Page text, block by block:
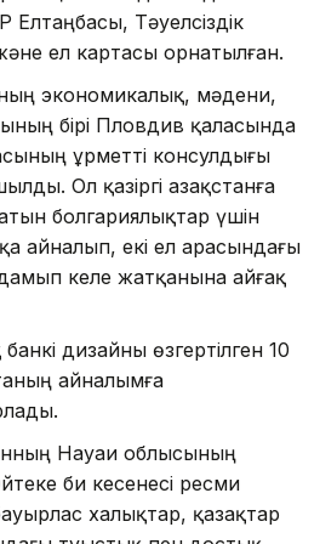
Елтаңбасы, Тәуелсіздік
ел картасы орнатылған.
экономикалық, мәдени,
бірі Пловдив қаласында
Құрметті консулдығы
Ол қазіргі Қазақстанға
болгариялықтар үшін
айналып, екі ел арасындағы
келе жатқанына айғақ
банкі дизайны өзгертілген 10
айналымға
Науаи облысының
би кесенесі ресми
халықтар, қазақтар